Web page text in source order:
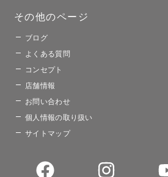
その他のページ​
ブログ
よくある質問
コンセプト
店舗情報
お問い合わせ
個人情報の取り扱い
サイトマップ